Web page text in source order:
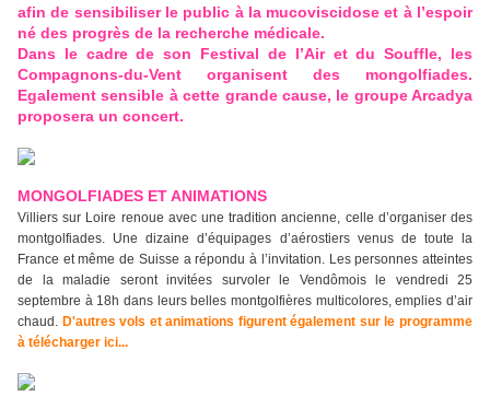
afin de sensibiliser le public à la mucoviscidose et à l’espoir
né des progrès de la recherche médicale.
Dans le cadre de son Festival de l’Air et du Souffle, les
Compagnons-du-Vent organisent des mongolfiades.
Egalement sensible à cette grande cause, le groupe Arcadya
proposera un concert.
MONGOLFIADES ET ANIMATIONS
Villiers sur Loire renoue avec une tradition ancienne, celle d’organiser des
montgolfiades. Une dizaine d’équipages d’aérostiers venus de toute la
France et même de Suisse a répondu à l’invitation. Les personnes atteintes
de la maladie seront invitées survoler le Vendômois le vendredi 25
septembre à 18h dans leurs belles montgolfières multicolores, emplies d’air
chaud. D'autres vols et animations figurent également sur le programme
à télécharger ici...